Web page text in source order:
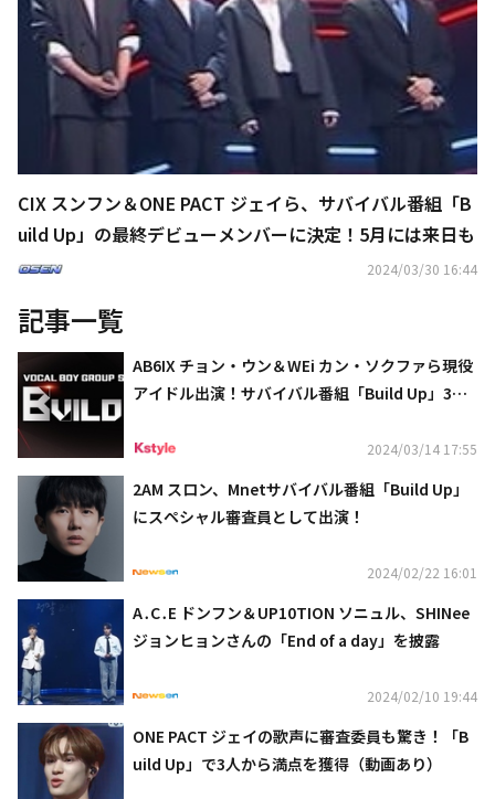
CIX スンフン＆ONE PACT ジェイら、サバイバル番組「B
uild Up」の最終デビューメンバーに決定！5月には来日も
2024/03/30 16:44
記事一覧
AB6IX チョン・ウン＆WEi カン・ソクファら現役
アイドル出演！サバイバル番組「Build Up」3月1
2024/03/14 17:55
2AM スロン、Mnetサバイバル番組「Build Up」
にスペシャル審査員として出演！
2024/02/22 16:01
A․C․E ドンフン＆UP10TION ソニュル、SHINee
ジョンヒョンさんの「End of a day」を披露
2024/02/10 19:44
ONE PACT ジェイの歌声に審査委員も驚き！「B
uild Up」で3人から満点を獲得（動画あり）